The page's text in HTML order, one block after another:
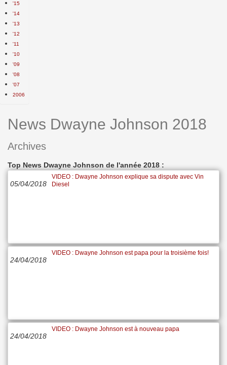
'15
'14
'13
'12
'11
'10
'09
'08
'07
2006
News Dwayne Johnson 2018
Archives
Top News Dwayne Johnson de l'année 2018 :
05/04/2018
VIDEO : Dwayne Johnson explique sa dispute avec Vin
Diesel
24/04/2018
VIDEO : Dwayne Johnson est papa pour la troisième fois!
24/04/2018
VIDEO : Dwayne Johnson est à nouveau papa